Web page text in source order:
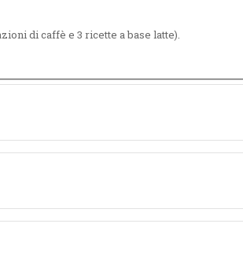
di caffè e 3 ricette a base latte).